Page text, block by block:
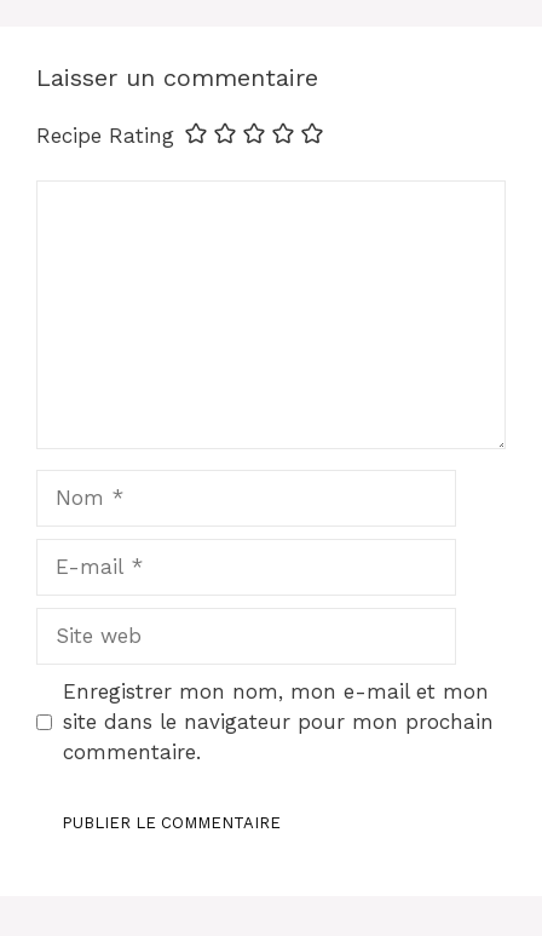
Laisser un commentaire
Recipe Rating
mail
web
Enregistrer mon nom, mon e-mail et mon
site dans le navigateur pour mon prochain
commentaire.